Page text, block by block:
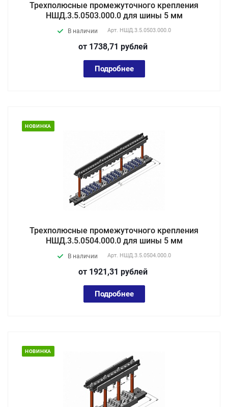
Трехполюсные промежуточного крепления
НШД.3.5.0503.000.0 для шины 5 мм
В наличии Арт. НШД.3.5.0503.000.0
от 1738,71 рублей
Подробнее
НОВИНКА
Трехполюсные промежуточного крепления
НШД.3.5.0504.000.0 для шины 5 мм
В наличии Арт. НШД.3.5.0504.000.0
от 1921,31 рублей
Подробнее
НОВИНКА